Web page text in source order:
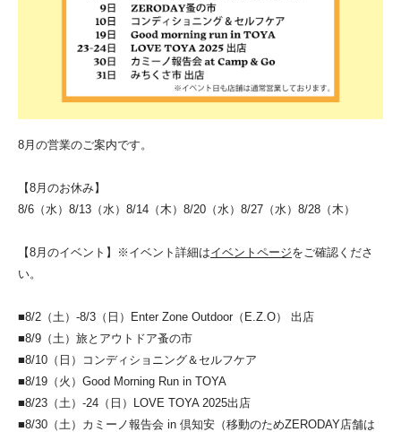
8月の営業のご案内です。
【8月のお休み】
8/6（水）8/13（水）8/14（木）8/20（水）8/27（水）8/28（木）
【8月のイベント】※イベント詳細はイベントページをご確認くださ
い。
■8/2（土）-8/3（日）Enter Zone Outdoor（E.Z.O） 出店
■8/9（土）旅とアウトドア蚤の市
■8/10（日）コンディショニング＆セルフケア
■8/19（火）Good Morning Run in TOYA
■8/23（土）-24（日）LOVE TOYA 2025出店
■8/30（土）カミーノ報告会 in 倶知安（移動のためZERODAY店舗は